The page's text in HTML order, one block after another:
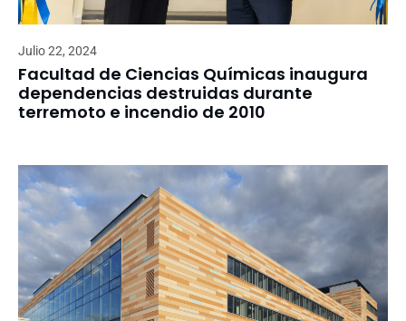
Julio 22, 2024
Facultad de Ciencias Químicas inaugura
dependencias destruidas durante
terremoto e incendio de 2010